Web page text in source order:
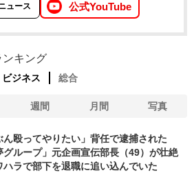
ュース 公式YouTube
ンキング
ビジネス 総合
週間 月間 写真
ん殴ってやりたい」背任で逮捕された
グループ」元企画宣伝部長（49）が壮絶
ハラで部下を退職に追い込んでいた